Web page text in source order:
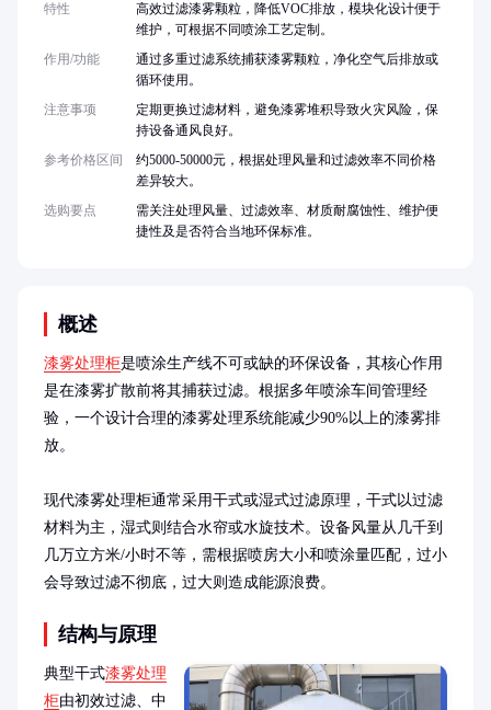
概述
漆雾处理柜是喷涂生产线不可或缺的环保设备，其核心作用
是在漆雾扩散前将其捕获过滤。根据多年喷涂车间管理经
验，一个设计合理的漆雾处理系统能减少90%以上的漆雾排
放。
现代漆雾处理柜通常采用干式或湿式过滤原理，干式以过滤
材料为主，湿式则结合水帘或水旋技术。设备风量从几千到
几万立方米/小时不等，需根据喷房大小和喷涂量匹配，过小
会导致过滤不彻底，过大则造成能源浪费。
结构与原理
典型干式漆雾处理
柜由初效过滤、中
特性
高效过滤漆雾颗粒，降低VOC排放，模块化设计便于
维护，可根据不同喷涂工艺定制。
作用/功能
通过多重过滤系统捕获漆雾颗粒，净化空气后排放或
循环使用。
注意事项
定期更换过滤材料，避免漆雾堆积导致火灾风险，保
持设备通风良好。
参考价格区间
约5000-50000元，根据处理风量和过滤效率不同价格
差异较大。
选购要点
需关注处理风量、过滤效率、材质耐腐蚀性、维护便
捷性及是否符合当地环保标准。